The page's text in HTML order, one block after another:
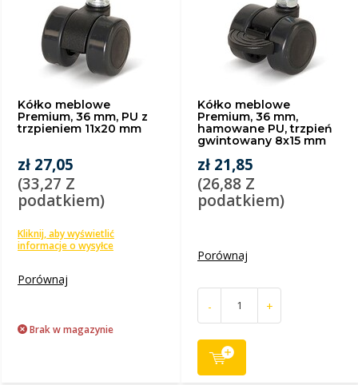
Kółko meblowe
Premium, 36 mm, PU z
trzpieniem 11x20 mm
zł 27,05
(33,27 Z
podatkiem)
Kliknij, aby wyświetlić
informacje o wysyłce
Porównaj
Brak w magazynie
Kółko meblowe
Premium, 36 mm,
hamowane PU, trzpień
gwintowany 8x15 mm
zł 21,85
(26,88 Z
podatkiem)
Porównaj
- +